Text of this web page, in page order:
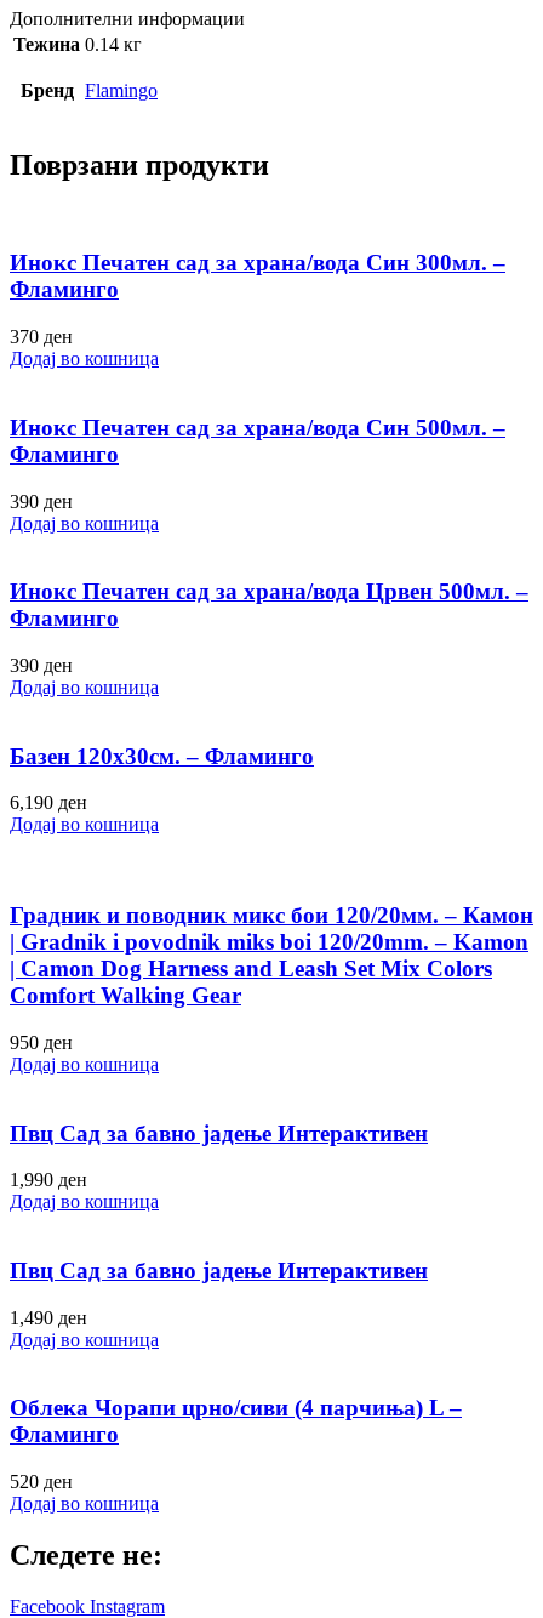
Дополнителни информации
Тежина 0.14 кг
Бренд Flamingo
Поврзани продукти
Инокс Печатен сад за храна/вода Син 300мл. –
Фламинго
370 ден
Додај во кошница
Инокс Печатен сад за храна/вода Син 500мл. –
Фламинго
390 ден
Додај во кошница
Инокс Печатен сад за храна/вода Црвен 500мл. –
Фламинго
390 ден
Додај во кошница
Базен 120х30см. – Фламинго
6,190 ден
Додај во кошница
Градник и поводник микс бои 120/20мм. – Камон
| Gradnik i povodnik miks boi 120/20mm. – Kamon
| Camon Dog Harness and Leash Set Mix Colors
Comfort Walking Gear
950 ден
Додај во кошница
Пвц Сад за бавно јадење Интерактивен
1,990 ден
Додај во кошница
Пвц Сад за бавно јадење Интерактивен
1,490 ден
Додај во кошница
Облека Чорапи црно/сиви (4 парчиња) L –
Фламинго
520 ден
Додај во кошница
Следете не:
Facebook Instagram